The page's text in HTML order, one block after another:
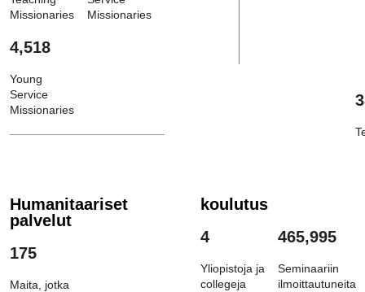
Missionaries
Missionaries
4,518
Young
Service
Missionaries
Humanitaariset
palvelut
175
Maita, jotka
koulutus
4
Yliopistoja ja
collegeja
465,995
Seminaariin
ilmoittautuneita